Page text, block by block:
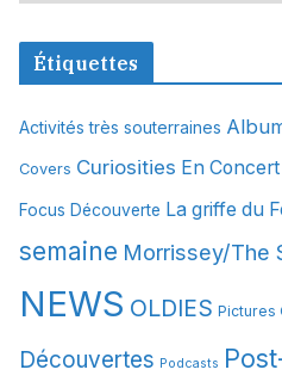
c
v
e
Étiquettes
Activités très souterraines
Covers Curiosities En
Focus Découverte La griffe du
semaine Morrissey/The
NEWS OLDIES Pictures
Découvertes Podcasts